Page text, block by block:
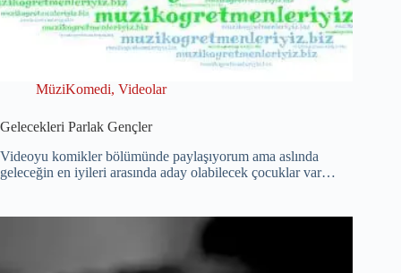
MüziKomedi, Videolar
Gelecekleri Parlak Gençler
Videoyu komikler bölümünde paylaşıyorum ama aslında
geleceğin en iyileri arasında aday olabilecek çocuklar var…